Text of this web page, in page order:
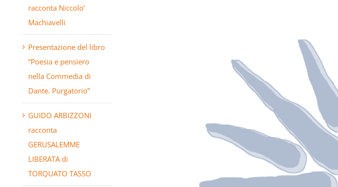
racconta Niccolo’
Machiavelli
Presentazione del libro
“Poesia e pensiero
nella Commedia di
Dante. Purgatorio”
GUIDO ARBIZZONI
racconta
GERUSALEMME
LIBERATA di
TORQUATO TASSO